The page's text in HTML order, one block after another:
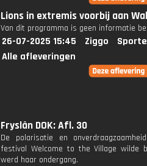
Lions in extremis voorbij aan
Van dit programma is geen informatie
26-07-2025 15:45 Ziggo
Alle afleveringen
Fryslân DOK: Afl. 30
De polarisatie en
festival Welcome to the Village wilde
werd haar ondergang.